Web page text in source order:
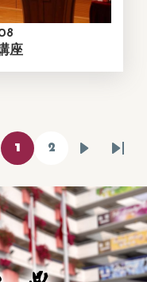
座
Current
1
Page
2
Next Last